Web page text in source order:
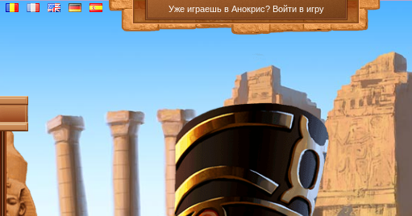
Уже играешь в Анокрис? Войти в игру